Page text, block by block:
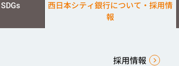
西日本シティ銀行について・採用情
報
採用情報